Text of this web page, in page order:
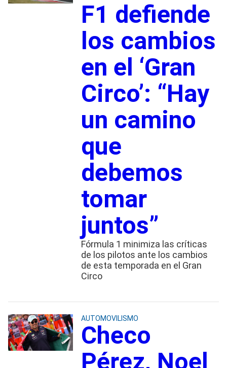
F1 defiende
los cambios
en el ‘Gran
Circo’: “Hay
un camino
que
debemos
tomar
juntos”
Fórmula 1 minimiza las críticas
de los pilotos ante los cambios
de esta temporada en el Gran
Circo
AUTOMOVILISMO
Checo
Pérez, Noel